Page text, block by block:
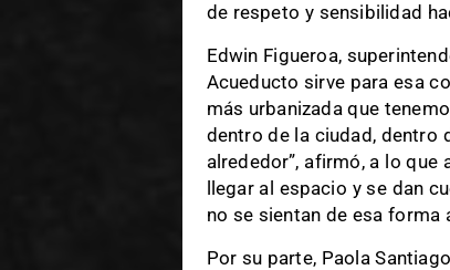
de respeto y sensibilidad
Edwin Figueroa,
Acueducto sirve para esa
más urbanizada que
dentro de la ciudad, dentro
alrededor”, afirmó, a lo
llegar al espacio y se dan
no se sientan de esa forma
Por su parte, Paola